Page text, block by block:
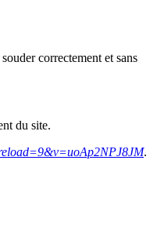
correctement et sans
du site.
.